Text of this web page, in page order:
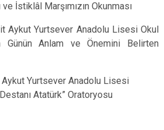
ve İstiklâl Marşımızın Okunması
Yurtsever Anadolu Lisesi Okul
Günün Anlam ve Önemini Belirten
Yurtsever Anadolu Lisesi
Atatürk” Oratoryosu